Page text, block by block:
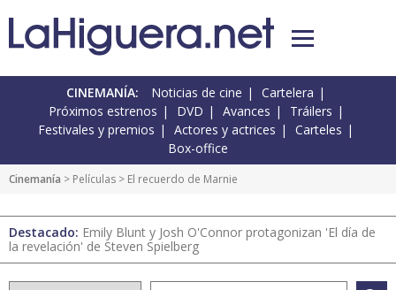
CINEMANÍA: Noticias de cine
Cartelera
Próximos estrenos
DVD Avances
Tráilers
Festivales y premios
Actores y actrices
Carteles
Box-office
Cinemanía > Películas > El recuerdo de Marnie
Destacado: Emily Blunt y Josh O'Connor protagonizan 'El día de
la revelación' de Steven Spielberg